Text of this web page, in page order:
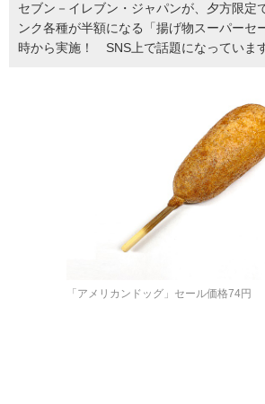
セブン－イレブン・ジャパンが、夕方限定
ンク各種が半額になる「揚げ物スーパーセ
時から実施！ SNS上で話題になっています
「アメリカンドッグ」セール価格74円